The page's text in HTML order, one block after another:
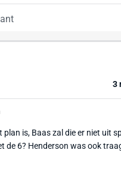
3
plan is, Baas zal die er niet uit
de 6? Henderson was ook